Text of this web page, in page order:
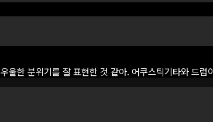
우울한 분위기를 잘 표현한 것 같아. 어쿠스틱기타와 드럼이